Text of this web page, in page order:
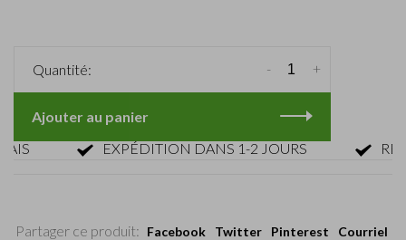
Quantité: +
-
Ajouter au panier
EXPÉDITION DANS 1-2 JOURS
Partager ce produit: Facebook Twitter Pinterest Courriel